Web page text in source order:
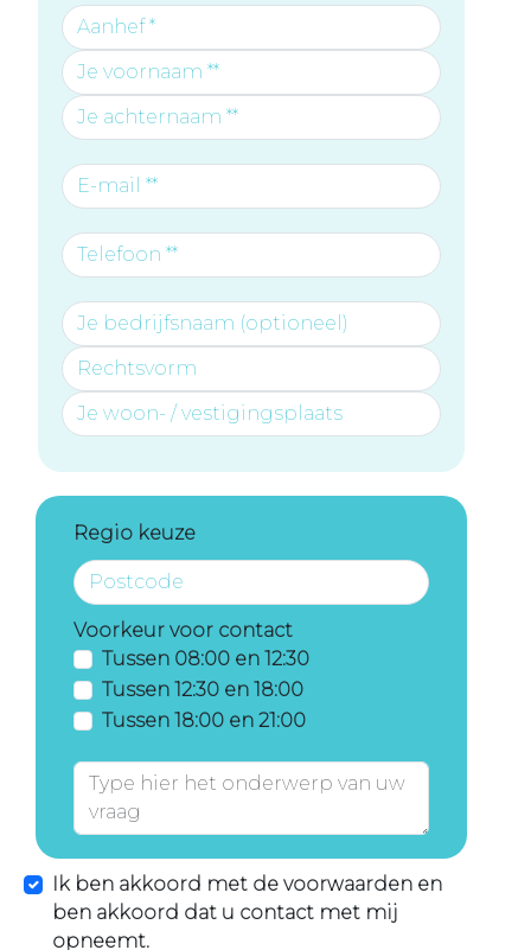
Regio keuze
Voorkeur voor contact
Tussen 08:00 en 12:30
Tussen 12:30 en 18:00
Tussen 18:00 en 21:00
Ik ben akkoord met de voorwaarden en
ben akkoord dat u contact met mij
opneemt.